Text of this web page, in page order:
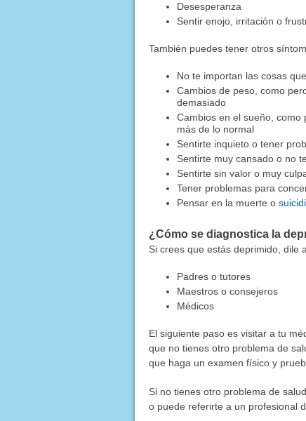
Desesperanza
Sentir enojo, irritación o
También puedes tener otros
No te importan las cosas
Cambios de peso, como
demasiado
Cambios en el sueño,
más de lo normal
Sentirte inquieto o tener
Sentirte muy cansado o no
Sentirte sin valor o muy
Tener problemas para
Pensar en la muerte o
¿Cómo se diagnostica la
Si crees que estás deprimido, dile
Padres o tutores
Maestros o consejeros
Médicos
El siguiente paso es visitar a tu
que no tienes otro problema de
que haga un examen físico y
Si no tienes otro problema de
o puede referirte a un profesional